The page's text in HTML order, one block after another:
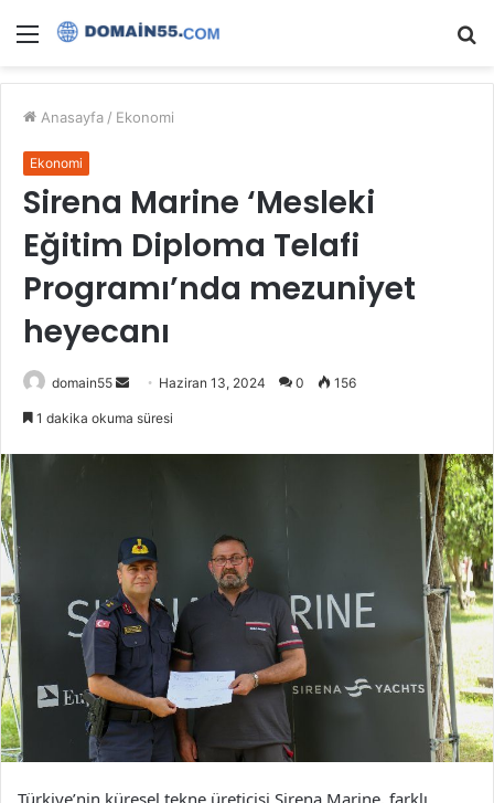
Menü
Anasayfa / Ekonomi
Ekonomi
Sirena Marine ‘Mesleki
Eğitim Diploma Telafi
Programı’nda mezuniyet
heyecanı
domain55
Bir
Haziran 13, 2024 0 156
1 dakika okuma süresi